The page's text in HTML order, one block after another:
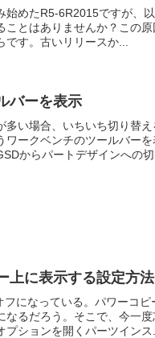
始めたR5-6R2015ですが、
とはありませんか？この
す。古いリリースか...
バーを表示
多い場合、いちいち切り替
ークベンチのツールバー
からパートデザインへの
上に表示する設定方法
になっている。パワーコ
るだろう。そこで、今一
ションを開くパーツインス